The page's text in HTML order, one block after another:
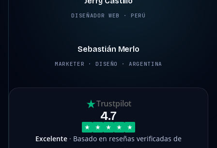
DISEÑADOR WEB · PERÚ
Sebastián Merlo
MARKETER · DISEÑO · ARGENTINA
Trustpilot
4.7
Excelente · Basado en reseñas verificadas de